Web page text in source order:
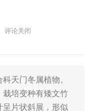
评论关闭
天门冬属植物。
栽培变种有矮文竹
片状斜展，形似